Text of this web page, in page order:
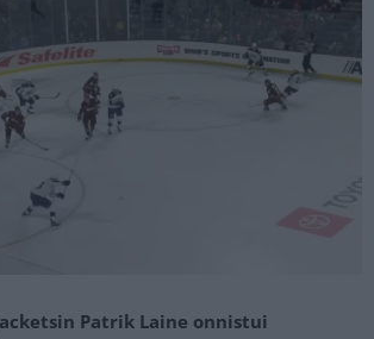
Patrik Laine onnistui